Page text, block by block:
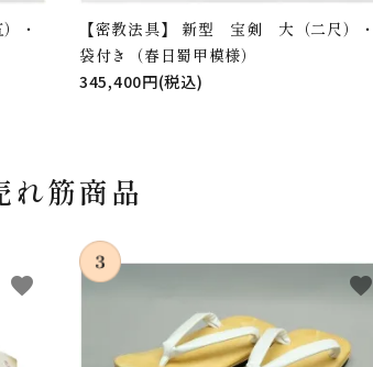
・
【密教法具】 新型 宝剣 大（二尺）・
袋付き（春日蜀甲模様）
345,400円(税込)
れ筋商品
favorite favorite